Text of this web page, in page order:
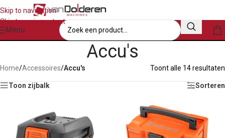
Skip to navigation
Skip to main content
Menu
Accu's
Home/Accessoires/Accu's Toont alle 14 resultaten
Toon zijbalk Sorteren